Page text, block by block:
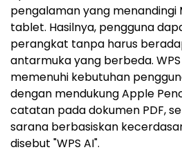
pengalaman yang
tablet. Hasilnya, pengguna
perangkat tanpa harus
antarmuka yang berbeda.
memenuhi kebutuhan
dengan mendukung Apple
catatan pada dokumen PDF,
sarana berbasiskan
disebut "WPS AI".